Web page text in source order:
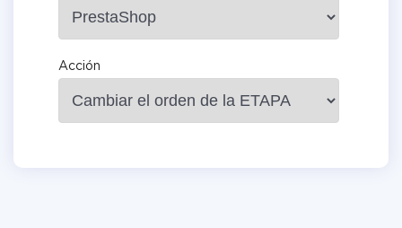
Acción